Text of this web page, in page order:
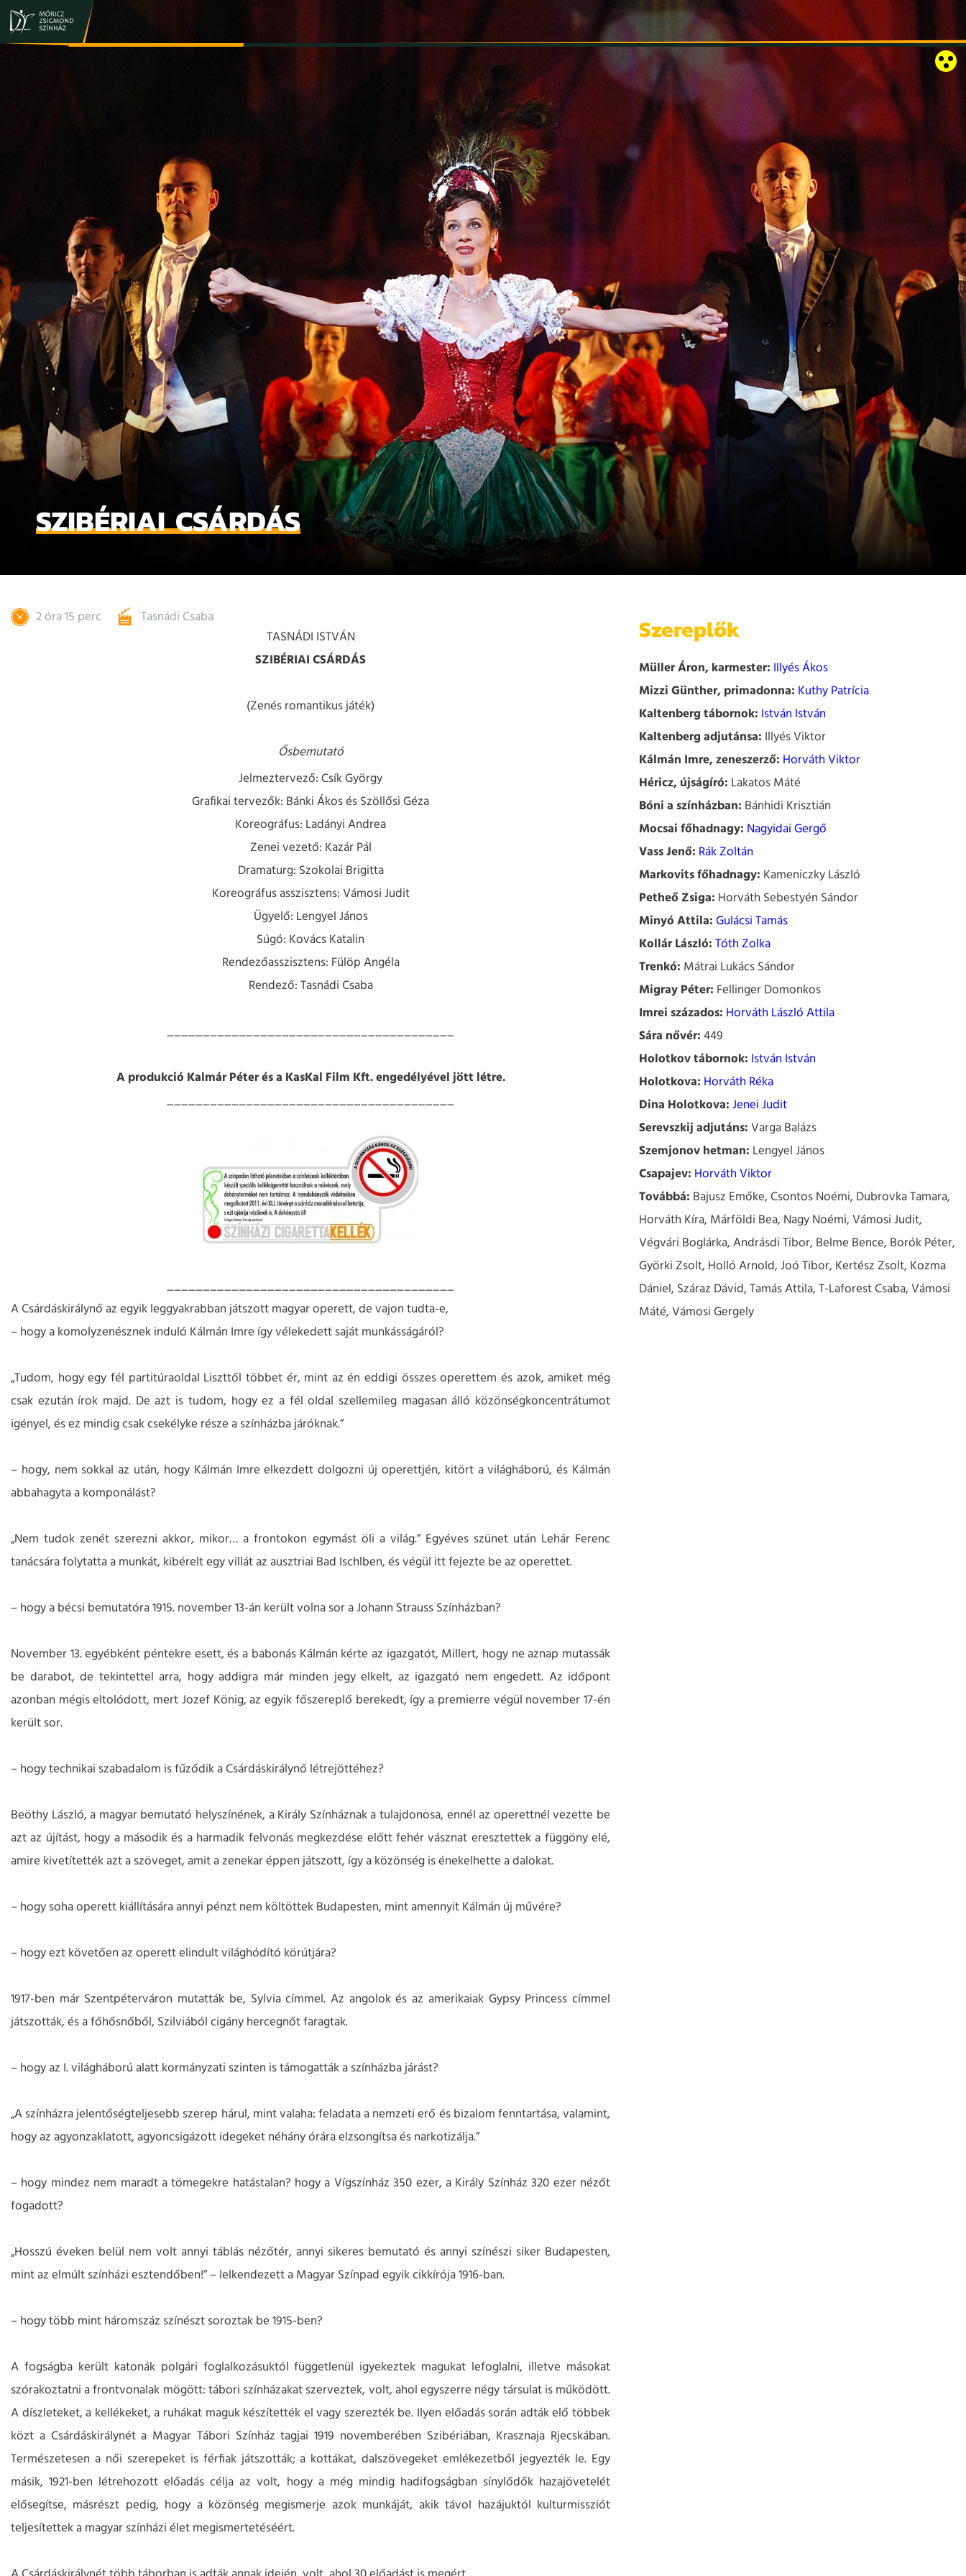
INFORMÁCIÓK TÁRSULAT RÓZSAKERT SZABADTÉRI SZÍNPAD KAPCSOLAT EN
SZIBÉRIAI CSÁRDÁS
2 óra 15 perc
Tasnádi Csaba
TASNÁDI ISTVÁN
SZIBÉRIAI CSÁRDÁS
(Zenés romantikus játék)
Ősbemutató
Jelmeztervező: Csík György
Grafikai tervezők: Bánki Ákos és Szöllősi Géza
Koreográfus: Ladányi Andrea
Zenei vezető: Kazár Pál
Dramaturg: Szokolai Brigitta
Koreográfus asszisztens: Vámosi Judit
Ügyelő: Lengyel János
Súgó: Kovács Katalin
Rendezőasszisztens: Fülöp Angéla
Rendező: Tasnádi Csaba
________________________________________
A produkció Kalmár Péter és a KasKal Film Kft. engedélyével jött létre.
________________________________________
________________________________________
A Csárdáskirálynő az egyik leggyakrabban játszott magyar operett, de vajon tudta-e,
– hogy a komolyzenésznek induló Kálmán Imre így vélekedett saját munkásságáról?
„Tudom, hogy egy fél partitúraoldal Liszttől többet ér, mint az én eddigi összes operettem és azok, amiket még
csak ezután írok majd. De azt is tudom, hogy ez a fél oldal szellemileg magasan álló közönségkoncentrátumot
igényel, és ez mindig csak csekélyke része a színházba járóknak.”
– hogy, nem sokkal az után, hogy Kálmán Imre elkezdett dolgozni új operettjén, kitört a világháború, és Kálmán
abbahagyta a komponálást?
„Nem tudok zenét szerezni akkor, mikor… a frontokon egymást öli a világ.” Egyéves szünet után Lehár Ferenc
tanácsára folytatta a munkát, kibérelt egy villát az ausztriai Bad Ischlben, és végül itt fejezte be az operettet.
– hogy a bécsi bemutatóra 1915. november 13-án került volna sor a Johann Strauss Színházban?
November 13. egyébként péntekre esett, és a babonás Kálmán kérte az igazgatót, Millert, hogy ne aznap mutassák
be darabot, de tekintettel arra, hogy addigra már minden jegy elkelt, az igazgató nem engedett. Az időpont
azonban mégis eltolódott, mert Jozef König, az egyik főszereplő berekedt, így a premierre végül november 17-én
került sor.
– hogy technikai szabadalom is fűződik a Csárdáskirálynő létrejöttéhez?
Beöthy László, a magyar bemutató helyszínének, a Király Színháznak a tulajdonosa, ennél az operettnél vezette be
azt az újítást, hogy a második és a harmadik felvonás megkezdése előtt fehér vásznat eresztettek a függöny elé,
amire kivetítették azt a szöveget, amit a zenekar éppen játszott, így a közönség is énekelhette a dalokat.
– hogy soha operett kiállítására annyi pénzt nem költöttek Budapesten, mint amennyit Kálmán új művére?
– hogy ezt követően az operett elindult világhódító körútjára?
1917-ben már Szentpéterváron mutatták be, Sylvia címmel. Az angolok és az amerikaiak Gypsy Princess címmel
játszották, és a főhősnőből, Szilviából cigány hercegnőt faragtak.
– hogy az I. világháború alatt kormányzati szinten is támogatták a színházba járást?
„A színházra jelentőségteljesebb szerep hárul, mint valaha: feladata a nemzeti erő és bizalom fenntartása, valamint,
hogy az agyonzaklatott, agyoncsigázott idegeket néhány órára elzsongítsa és narkotizálja.”
– hogy mindez nem maradt a tömegekre hatástalan? hogy a Vígszínház 350 ezer, a Király Színház 320 ezer nézőt
fogadott?
„Hosszú éveken belül nem volt annyi táblás nézőtér, annyi sikeres bemutató és annyi színészi siker Budapesten,
mint az elmúlt színházi esztendőben!” – lelkendezett a Magyar Színpad egyik cikkírója 1916-ban.
– hogy több mint háromszáz színészt soroztak be 1915-ben?
A fogságba került katonák polgári foglalkozásuktól függetlenül igyekeztek magukat lefoglalni, illetve másokat
szórakoztatni a frontvonalak mögött: tábori színházakat szerveztek, volt, ahol egyszerre négy társulat is működött.
A díszleteket, a kellékeket, a ruhákat maguk készítették el vagy szerezték be. Ilyen előadás során adták elő többek
közt a Csárdáskirálynét a Magyar Tábori Színház tagjai 1919 novemberében Szibériában, Krasznaja Rjecskában.
Természetesen a női szerepeket is férfiak játszották; a kottákat, dalszövegeket emlékezetből jegyezték le. Egy
másik, 1921-ben létrehozott előadás célja az volt, hogy a még mindig hadifogságban sínylődők hazajövetelét
elősegítse, másrészt pedig, hogy a közönség megismerje azok munkáját, akik távol hazájuktól kulturmissziót
teljesítettek a magyar színházi élet megismertetéséért.
Szereplők
Müller Áron, karmester: Illyés Ákos
Mizzi Günther, primadonna: Kuthy Patrícia
Kaltenberg tábornok: István István
Kaltenberg adjutánsa: Illyés Viktor
Kálmán Imre, zeneszerző: Horváth Viktor
Héricz, újságíró: Lakatos Máté
Bóni a színházban: Bánhidi Krisztián
Mocsai főhadnagy: Nagyidai Gergő
Vass Jenő: Rák Zoltán
Markovits főhadnagy: Kameniczky László
Petheő Zsiga: Horváth Sebestyén Sándor
Minyó Attila:Gulácsi Tamás
Kollár László:Tóth Zolka
Trenkó: Mátrai Lukács Sándor
Migray Péter: Fellinger Domonkos
Imrei százados: Horváth László Attila
Sára nővér:449
Holotkov tábornok: István István
Holotkova: Horváth Réka
Dina Holotkova:Jenei Judit
Serevszkij adjutáns:Varga Balázs
Szemjonov hetman: Lengyel János
Csapajev: Horváth Viktor
Továbbá: Bajusz Emőke, Csontos Noémi, Dubrovka Tamara,
Horváth Kíra, Márföldi Bea, Nagy Noémi, Vámosi Judit,
Végvári Boglárka, Andrásdi Tibor, Belme Bence, Borók Péter,
Györki Zsolt, Holló Arnold, Joó Tibor, Kertész Zsolt, Kozma
Dániel, Száraz Dávid, Tamás Attila, T-Laforest Csaba, Vámosi
Máté, Vámosi Gergely